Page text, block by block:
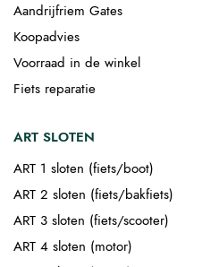
Aandrijfriem Gates
Koopadvies
Voorraad in de winkel
Fiets reparatie
ART SLOTEN
ART 1 sloten (fiets/boot)
ART 2 sloten (fiets/bakfiets)
ART 3 sloten (fiets/scooter)
ART 4 sloten (motor)